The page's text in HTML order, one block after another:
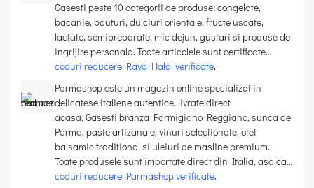
Gasesti peste 10 categorii de produse: congelate,
bacanie, bauturi, dulciuri orientale, fructe uscate,
lactate, semipreparate, mic dejun, gustari si produse de
ingrijire personala. Toate articolele sunt certificate…
coduri reducere Raya Halal verificate.
Parmashop este un magazin online specializat in
delicatese italiene autentice, livrate direct
acasa. Gasesti branza Parmigiano Reggiano, sunca de
Parma, paste artizanale, vinuri selectionate, otet
balsamic traditional si uleiuri de masline premium.
Toate produsele sunt importate direct din Italia, asa ca…
coduri reducere Parmashop verificate.